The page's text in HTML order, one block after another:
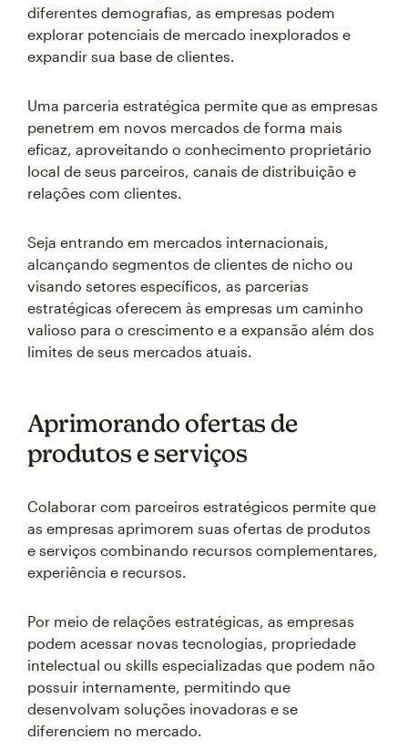
diferentes demografias, as empresas podem
explorar potenciais de mercado inexplorados e
expandir sua base de clientes.
Uma parceria estratégica permite que as empresas
penetrem em novos mercados de forma mais
eficaz, aproveitando o conhecimento proprietário
local de seus parceiros, canais de distribuição e
relações com clientes.
Seja entrando em mercados internacionais,
alcançando segmentos de clientes de nicho ou
visando setores específicos, as parcerias
estratégicas oferecem às empresas um caminho
valioso para o crescimento e a expansão além dos
limites de seus mercados atuais.
Aprimorando ofertas de
produtos e serviços
Colaborar com parceiros estratégicos permite que
as empresas aprimorem suas ofertas de produtos
e serviços combinando recursos complementares,
experiência e recursos.
Por meio de relações estratégicas, as empresas
podem acessar novas tecnologias, propriedade
intelectual ou skills especializadas que podem não
possuir internamente, permitindo que
desenvolvam soluções inovadoras e se
diferenciem no mercado.